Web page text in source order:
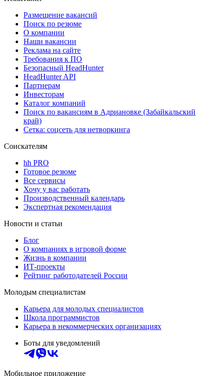
Размещение вакансий
Поиск по резюме
О компании
Наши вакансии
Реклама на сайте
Требования к ПО
Безопасный HeadHunter
HeadHunter API
Партнерам
Инвесторам
Каталог компаний
Поиск по вакансиям в Адриановке (Забайкальский
край)
Сетка: соцсеть для нетворкинга
Соискателям
hh PRO
Готовое резюме
Все сервисы
Хочу у вас работать
Производственный календарь
Экспертная рекомендация
Новости и статьи
Блог
О компаниях в игровой форме
Жизнь в компании
ИТ-проекты
Рейтинг работодателей России
Молодым специалистам
Карьера для молодых специалистов
Школа программистов
Карьера в некоммерческих организациях
Боты для уведомлений
Мобильное приложение